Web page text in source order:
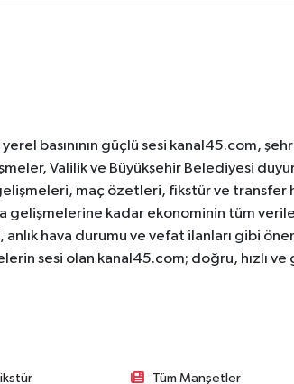
basınının güçlü sesi kanal45.com,
Valilik ve Büyükşehir Belediyesi
maç özetleri, fikstür ve transfer
gelişmelerine kadar ekonominin tüm
hava durumu ve vefat ilanları gibi
sesi olan kanal45.com; doğru, hızlı ve
Tüm Manşetler